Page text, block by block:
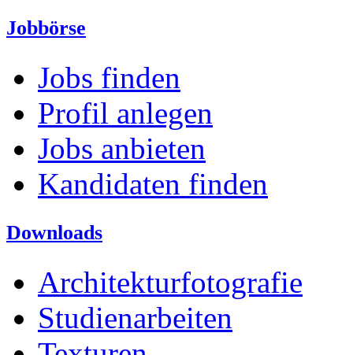
Jobbörse
Jobs finden
Profil anlegen
Jobs anbieten
Kandidaten finden
Downloads
Architekturfotografie
Studienarbeiten